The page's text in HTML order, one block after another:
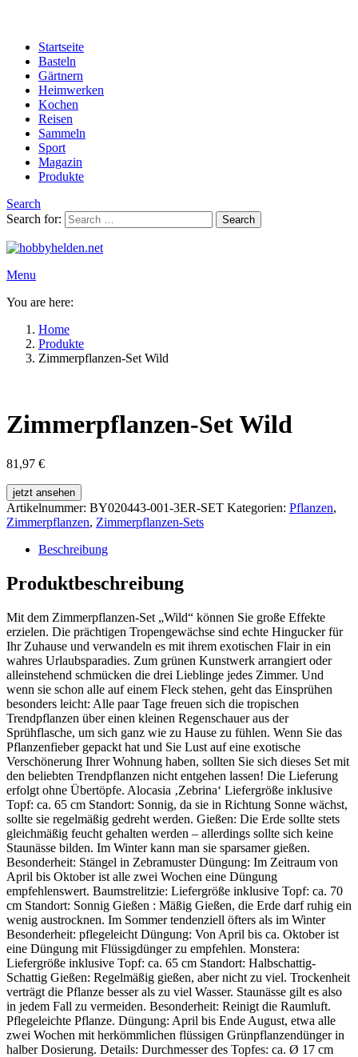
Startseite
Basteln
Gärtnern
Heimwerken
Kochen
Reisen
Sammeln
Sport
Magazin
Produkte
Search
Search for:
Search
Menu
You are here:
Home
Produkte
Zimmerpflanzen-Set Wild
Zimmerpflanzen-Set Wild
81,97 €
jetzt ansehen
Artikelnummer: BY020443-001-3ER-SET Kategorien: Pflanzen,
Zimmerpflanzen, Zimmerpflanzen-Sets
Beschreibung
Produktbeschreibung
Mit dem Zimmerpflanzen-Set „Wild“ können Sie große Effekte
erzielen. Die prächtigen Tropengewächse sind echte Hingucker für
Ihr Zuhause und verwandeln es mit ihrem exotischen Flair in ein
wahres Urlaubsparadies. Zum grünen Kunstwerk arrangiert oder
alleinstehend schmücken die drei Lieblinge jedes Zimmer. Und
wenn sie schon alle auf einem Fleck stehen, geht das Einsprühen
besonders leicht: Alle paar Tage freuen sich die tropischen
Trendpflanzen über einen kleinen Regenschauer aus der
Sprühflasche, um sich ganz wie zu Hause zu fühlen. Wenn Sie das
Pflanzenfieber gepackt hat und Sie Lust auf eine exotische
Verschönerung Ihrer Wohnung haben, sollten Sie sich dieses Set mit
den beliebten Trendpflanzen nicht entgehen lassen! Die Lieferung
erfolgt ohne Übertöpfe. Alocasia ‚Zebrina‘ Liefergröße inklusive
Topf: ca. 65 cm Standort: Sonnig, da sie in Richtung Sonne wächst,
sollte sie regelmäßig gedreht werden. Gießen: Die Erde sollte stets
gleichmäßig feucht gehalten werden – allerdings sollte sich keine
Staunässe bilden. Im Winter kann man sie sparsamer gießen.
Besonderheit: Stängel in Zebramuster Düngung: Im Zeitraum von
April bis Oktober ist alle zwei Wochen eine Düngung
empfehlenswert. Baumstrelitzie: Liefergröße inklusive Topf: ca. 70
cm Standort: Sonnig Gießen : Mäßig Gießen, die Erde darf ruhig ein
wenig austrocknen. Im Sommer tendenziell öfters als im Winter
Besonderheit: pflegeleicht Düngung: Von April bis ca. Oktober ist
eine Düngung mit Flüssigdünger zu empfehlen. Monstera:
Liefergröße inklusive Topf: ca. 65 cm Standort: Halbschattig-
Schattig Gießen: Regelmäßig gießen, aber nicht zu viel. Trockenheit
verträgt die Pflanze besser als zu viel Wasser. Staunässe gilt es also
in jedem Fall zu vermeiden. Besonderheit: Reinigt die Raumluft.
Pflegeleichte Pflanze. Düngung: April bis Ende August, etwa alle
zwei Wochen mit herkömmlichen flüssigen Grünpflanzendünger in
halber Dosierung. Details: Durchmesser des Topfes: ca. Ø 17 cm